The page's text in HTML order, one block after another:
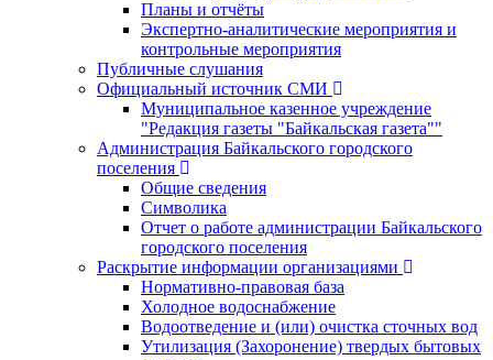
Планы и отчёты
Экспертно-аналитические мероприятия и
контрольные мероприятия
Публичные слушания
Официальный источник СМИ
Муниципальное казенное учреждение
"Редакция газеты "Байкальская газета""
Администрация Байкальского городского
поселения
Общие сведения
Символика
Отчет о работе администрации Байкальского
городского поселения
Раскрытие информации организациями
Нормативно-правовая база
Холодное водоснабжение
Водоотведение и (или) очистка сточных вод
Утилизация (Захоронение) твердых бытовых